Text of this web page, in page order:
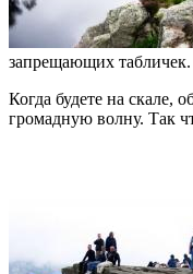
запрещающих табличек.
Когда будете на скале,
громадную волну. Так